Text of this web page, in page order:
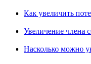
Как увеличить
Увеличение члена
Насколько можно